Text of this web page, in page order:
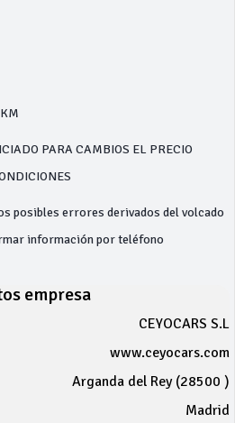
PARA CAMBIOS EL PRECIO
posibles errores derivados del volcado
información por teléfono
empresa
CEYOCARS S.L
www.ceyocars.com
Arganda del Rey (28500 )
Madrid